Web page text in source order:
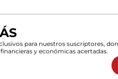
para nuestros suscriptores,
y económicas acertadas.